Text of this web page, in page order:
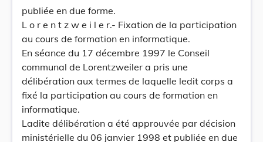
publiée en due forme.
L o r e n t z w e i l e r.- Fixation de la participation
au cours de formation en informatique.
En séance du 17 décembre 1997 le Conseil
communal de Lorentzweiler a pris une
délibération aux termes de laquelle ledit corps a
fixé la participation au cours de formation en
informatique.
Ladite délibération a été approuvée par décision
ministérielle du 06 janvier 1998 et publiée en due